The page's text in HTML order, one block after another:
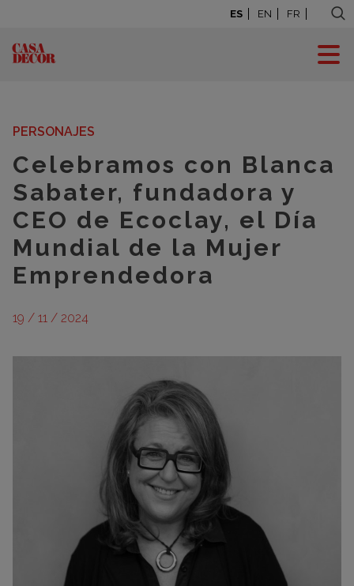
ES EN FR
BLOG: LA CASA SE
PERSONAJES
Celebramos con Blanca
Sabater, fundadora y
CEO de Ecoclay, el Día
Mundial de la Mujer
Emprendedora
19 / 11 / 2024